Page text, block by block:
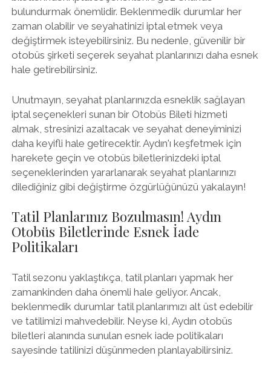
bulundurmak önemlidir. Beklenmedik durumlar her
zaman olabilir ve seyahatinizi iptal etmek veya
değiştirmek isteyebilirsiniz. Bu nedenle, güvenilir bir
otobüs şirketi seçerek seyahat planlarınızı daha esnek
hale getirebilirsiniz.
Unutmayın, seyahat planlarınızda esneklik sağlayan
iptal seçenekleri sunan bir Otobüs Bileti hizmeti
almak, stresinizi azaltacak ve seyahat deneyiminizi
daha keyifli hale getirecektir. Aydın'ı keşfetmek için
harekete geçin ve otobüs biletlerinizdeki iptal
seçeneklerinden yararlanarak seyahat planlarınızı
dilediğiniz gibi değiştirme özgürlüğünüzü yakalayın!
Tatil Planlarınız Bozulmasın! Aydın
Otobüs Biletlerinde Esnek İade
Politikaları
Tatil sezonu yaklaştıkça, tatil planları yapmak her
zamankinden daha önemli hale geliyor. Ancak,
beklenmedik durumlar tatil planlarımızı alt üst edebilir
ve tatilimizi mahvedebilir. Neyse ki, Aydın otobüs
biletleri alanında sunulan esnek iade politikaları
sayesinde tatilinizi düşünmeden planlayabilirsiniz.